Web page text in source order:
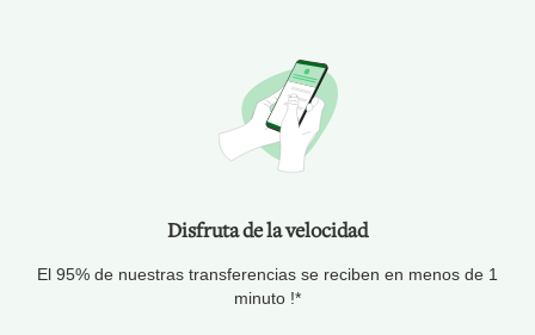
Disfruta de la velocidad
El 95% de nuestras transferencias se reciben en menos de 1
minuto !*